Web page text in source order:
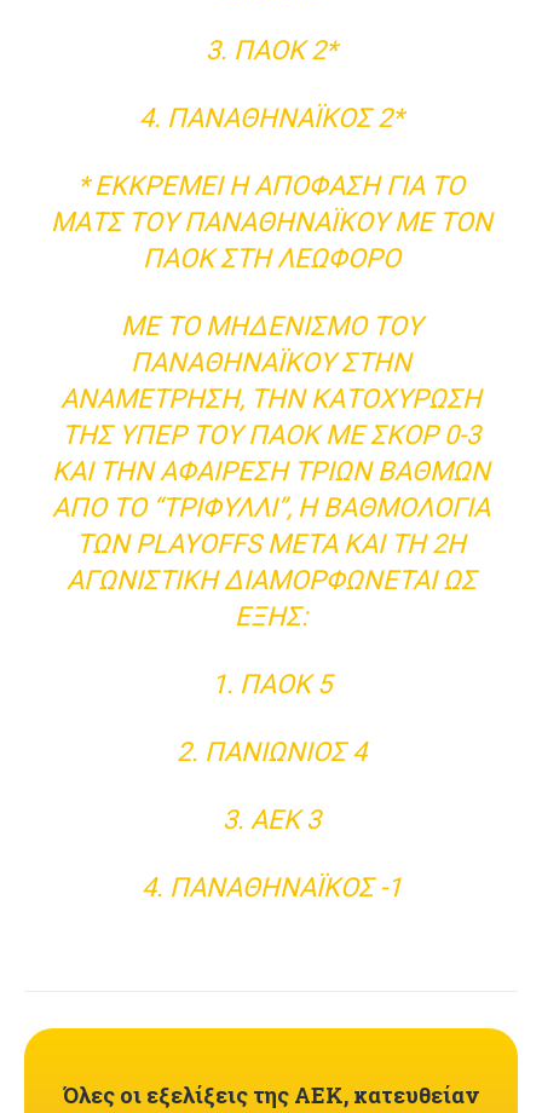
3. ΠΑΟΚ 2*
4. ΠΑΝΑΘΗΝΑΪΚΌΣ 2*
* ΕΚΚΡΕΜΕΊ Η ΑΠΌΦΑΣΗ ΓΙΑ ΤΟ
ΜΑΤΣ ΤΟΥ ΠΑΝΑΘΗΝΑΪΚΟΎ ΜΕ ΤΟΝ
ΠΑΟΚ ΣΤΗ ΛΕΩΦΌΡΟ
ΜΕ ΤΟ ΜΗΔΕΝΙΣΜΌ ΤΟΥ
ΠΑΝΑΘΗΝΑΪΚΟΎ ΣΤΗΝ
ΑΝΑΜΈΤΡΗΣΗ, ΤΗΝ ΚΑΤΟΧΎΡΩΣΉ
ΤΗΣ ΥΠΈΡ ΤΟΥ ΠΑΟΚ ΜΕ ΣΚΟΡ 0-3
ΚΑΙ ΤΗΝ ΑΦΑΊΡΕΣΗ ΤΡΙΏΝ ΒΑΘΜΏΝ
ΑΠΌ ΤΟ “ΤΡΙΦΎΛΛΙ”, Η ΒΑΘΜΟΛΟΓΊΑ
ΤΩΝ PLAYOFFS ΜΕΤΆ ΚΑΙ ΤΗ 2Η
ΑΓΩΝΙΣΤΙΚΉ ΔΙΑΜΟΡΦΏΝΕΤΑΙ ΩΣ
ΕΞΉΣ:
1. ΠΑΟΚ 5
2. ΠΑΝΙΏΝΙΟΣ 4
3. ΑΕΚ 3
4. ΠΑΝΑΘΗΝΑΪΚΌΣ -1